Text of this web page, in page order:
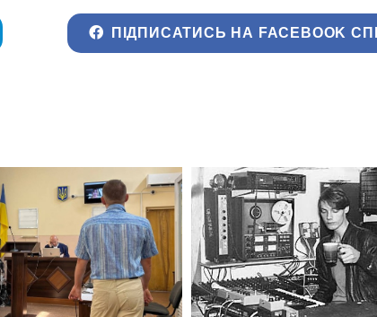
ПІДПИСАТИСЬ НА FACEBOOK